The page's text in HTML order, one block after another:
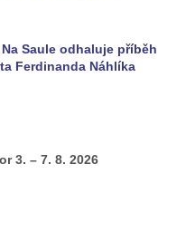
v
čp.
55 v
Saule odhaluje příběh
Ferdinanda Náhlíka
3. – 7. 8. 2026